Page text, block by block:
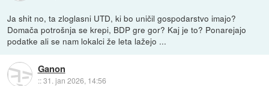
Ja shit no, ta zloglasni UTD, ki bo uničil gospodarstvo imajo?
Domača potrošnja se krepi, BDP gre gor? Kaj je to? Ponarejajo
podatke ali se nam lokalci že leta lažejo ...
Ganon
::31. jan 2026, 14:56